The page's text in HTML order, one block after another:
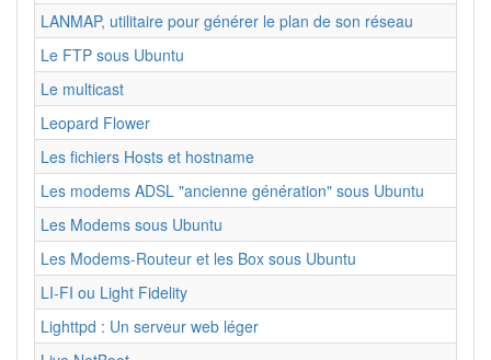
LANMAP, utilitaire pour générer le plan de son réseau
Le FTP sous Ubuntu
Le multicast
Leopard Flower
Les fichiers Hosts et hostname
Les modems ADSL "ancienne génération" sous Ubuntu
Les Modems sous Ubuntu
Les Modems-Routeur et les Box sous Ubuntu
LI-FI ou Light Fidelity
Lighttpd : Un serveur web léger